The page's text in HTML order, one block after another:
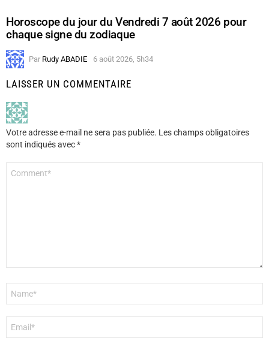
Horoscope du jour du Vendredi 7 août 2026 pour
chaque signe du zodiaque
Par Rudy ABADIE 6 août 2026, 5h34
LAISSER UN COMMENTAIRE
Votre adresse e-mail ne sera pas publiée. Les champs obligatoires
sont indiqués avec*
mail
*